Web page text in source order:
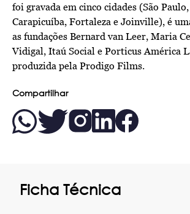
Ficha Técnica
foi gravada em cinco cidades (São
Carapicuíba, Fortaleza e Joinville), é
as fundações Bernard van Leer, Maria
Vidigal, Itaú Social e Porticus América
produzida pela Prodigo Films.​
Compartilhar